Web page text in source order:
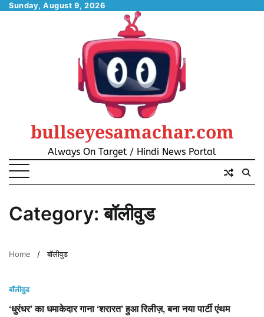
SkipSunday, August 9, 2026
bullseyesamachar.com
Always On Target / Hindi News Portal
Category:बॉलीवुड
Home बॉलीवुड
बॉलीवुड
‘धुरंधर’ का धमाकेदार गाना ‘शरारत’ हुआ रिलीज़, बना नया पार्टी एंथम